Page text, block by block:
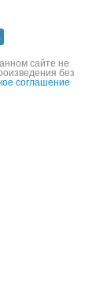
сайте не
без